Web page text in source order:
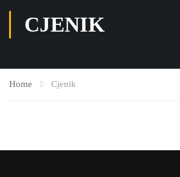
CJENIK
Home Cjenik